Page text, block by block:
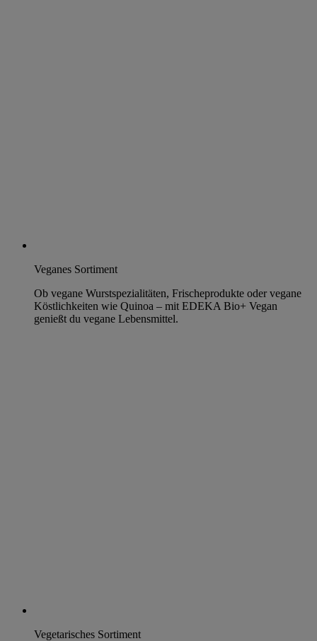
Veganes Sortiment
Ob vegane Wurstspezialitäten, Frischeprodukte oder vegane
Köstlichkeiten wie Quinoa – mit EDEKA Bio+ Vegan
genießt du vegane Lebensmittel.
Vegetarisches Sortiment